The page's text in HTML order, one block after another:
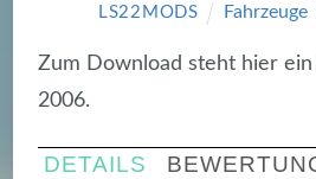
LS22MODS Fahrzeuge
Zum Download steht hier ein
2006.
DETAILS